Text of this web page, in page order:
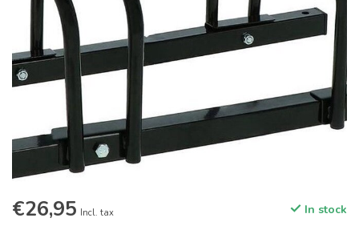
€26,95 Incl. tax In stock